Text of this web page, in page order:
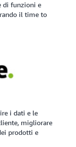
di funzioni e
il time to
i dati e le
migliorare
prodotti e